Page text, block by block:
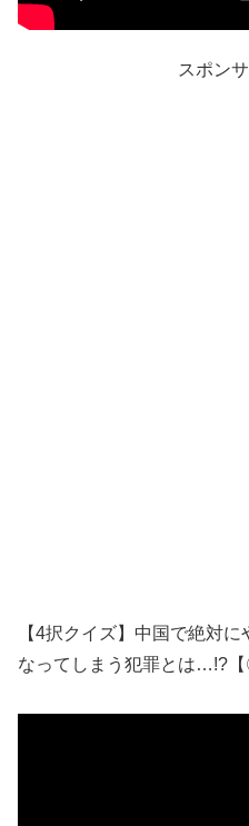
スポン
【4択クイズ】中国で絶対
なってしまう犯罪とは…!?【